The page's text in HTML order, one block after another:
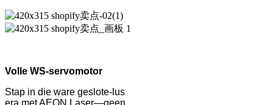
Volle WS-servomotor
Stap in die ware geslote-lus
era met AEON Laser—geen